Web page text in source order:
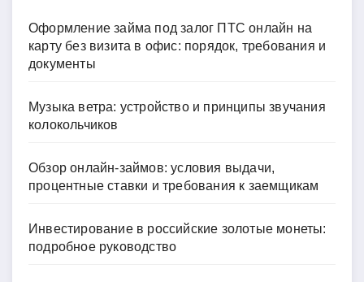
Оформление займа под залог ПТС онлайн на
карту без визита в офис: порядок, требования и
документы
Музыка ветра: устройство и принципы звучания
колокольчиков
Обзор онлайн-займов: условия выдачи,
процентные ставки и требования к заемщикам
Инвестирование в российские золотые монеты:
подробное руководство